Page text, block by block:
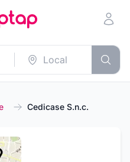
Cedicase S.n.c.